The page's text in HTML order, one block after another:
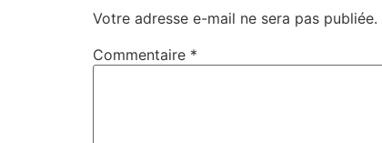
Votre adresse e-mail ne sera pas publiée.
Commentaire *